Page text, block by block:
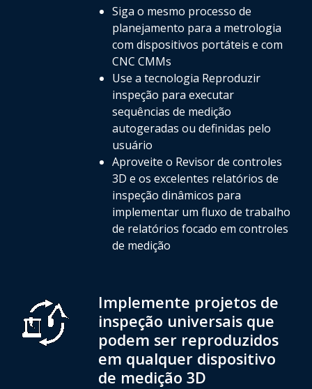
Siga o mesmo processo de
planejamento para a metrologia
com dispositivos portáteis e com
CNC CMMs
Use a tecnologia Reproduzir
inspeção para executar
sequências de medição
autogeradas ou definidas pelo
usuário
Aproveite o Revisor de controles
3D e os excelentes relatórios de
inspeção dinâmicos para
implementar um fluxo de trabalho
de relatórios focado em controles
de medição
Implemente projetos de
inspeção universais que
podem ser reproduzidos
em qualquer dispositivo
de medição 3D